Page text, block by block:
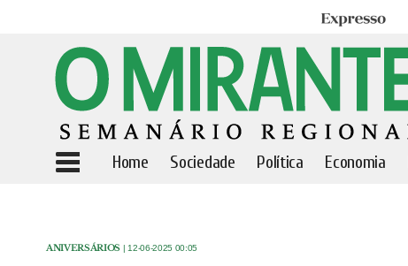
Expresso
Home Sociedade Política Economia
ANIVERSÁRIOS | 12-06-2025 00:05